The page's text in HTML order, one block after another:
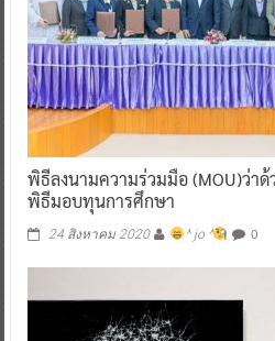
พิธีลงนามความร่วมมือ (MOU)ว่าด้
พิธีมอบทุนการศึกษา
24 สิงหาคม 2020 ^ jo ^ 0